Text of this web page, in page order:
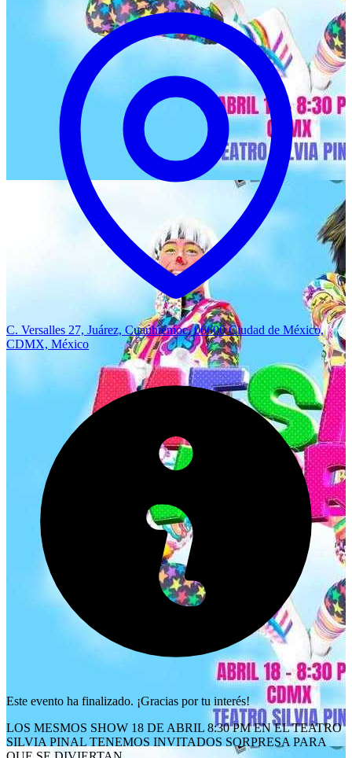
C. Versalles 27, Juárez, Cuauhtémoc, 06600 Ciudad de México,
CDMX, México
Este evento ha finalizado. ¡Gracias por tu interés!
LOS MESMOS SHOW 18 DE ABRIL 8:30 PM EN EL TEATRO
SILVIA PINAL TENEMOS INVITADOS SORPRESA PARA